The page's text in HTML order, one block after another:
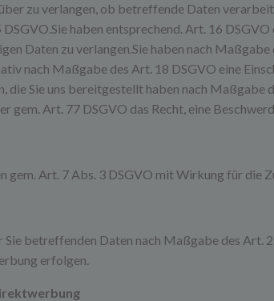
zu verlangen, ob betreffende Daten
haben entsprechend. Art. 16
Daten zu verlangen.Sie haben nach
nach Maßgabe des Art. 18 DSGVO eine
die Sie uns bereitgestellt haben nach
gem. Art. 77 DSGVO das Recht, eine
gem. Art. 7 Abs. 3 DSGVO mit Wirkung für die
betreffenden Daten nach Maßgabe des
erfolgen.